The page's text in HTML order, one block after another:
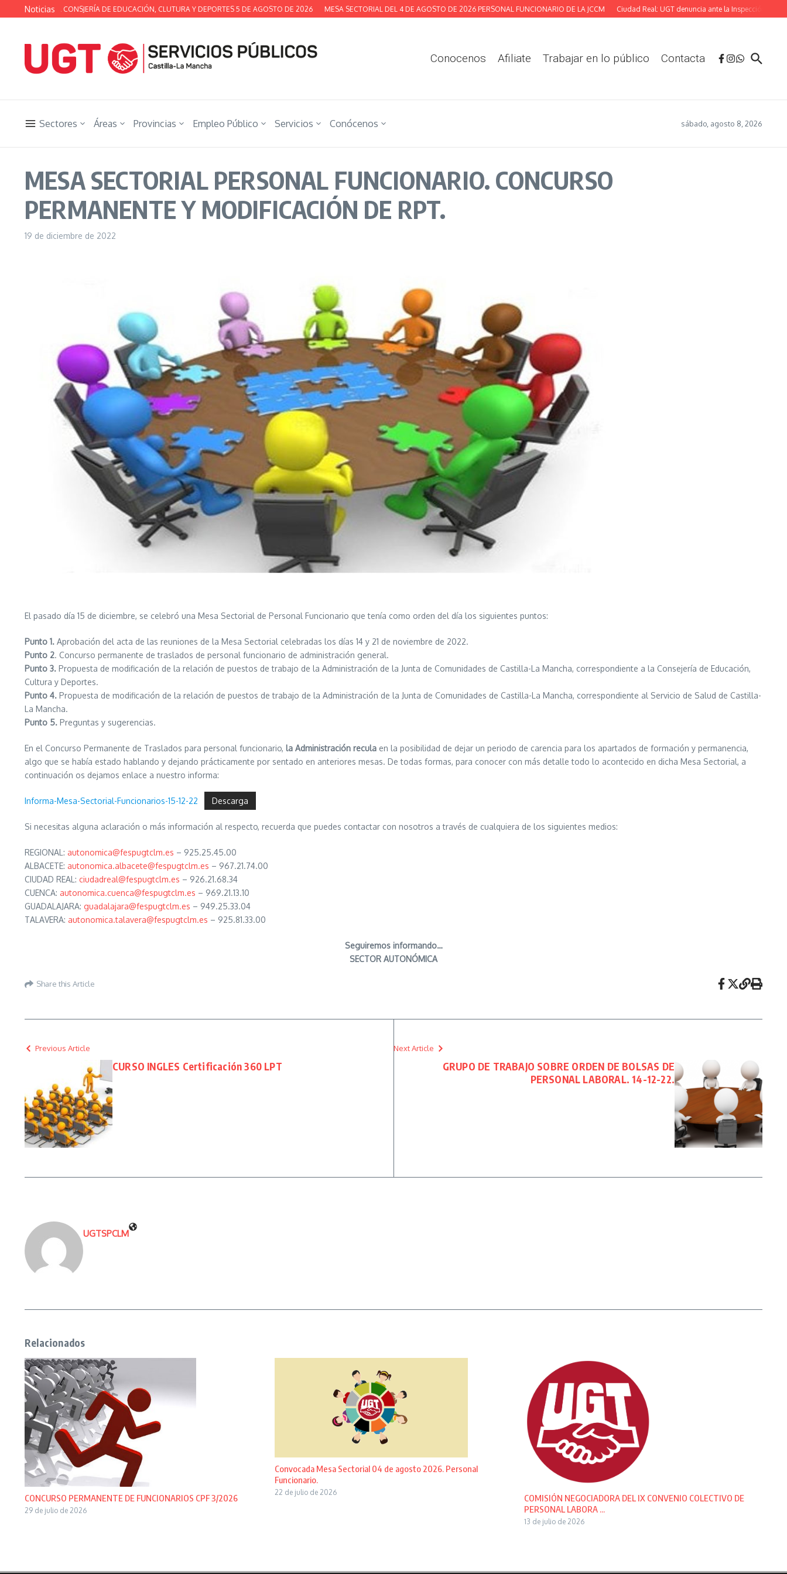
Saltar al contenido
Noticias
DE LA CONSJERÍA DE EDUCACIÓN, CLUTURA Y DEPORTES 5 DE AGOSTO DE 2026 MESA SECTORIAL DEL 4 DE AGOSTO DE 2026 PERSONAL FUNCIONARIO DE LA JCCM Ciudad Real: UGT denuncia ante la Inspección las
Conocenos Afiliate Trabajar en lo público Contacta
Sectores Áreas Provincias Empleo Público Servicios Conócenos sábado, agosto 8, 2026
MESA SECTORIAL PERSONAL FUNCIONARIO. CONCURSO
PERMANENTE Y MODIFICACIÓN DE RPT.
19 de diciembre de 2022
El pasado día 15 de diciembre, se celebró una Mesa Sectorial de Personal Funcionario que tenía como orden del día los siguientes puntos:
Punto 1. Aprobación del acta de las reuniones de la Mesa Sectorial celebradas los días 14 y 21 de noviembre de 2022.
Punto 2. Concurso permanente de traslados de personal funcionario de administración general.
Punto 3. Propuesta de modificación de la relación de puestos de trabajo de la Administración de la Junta de Comunidades de Castilla-La Mancha, correspondiente a la Consejería de Educación,
Cultura y Deportes.
Punto 4. Propuesta de modificación de la relación de puestos de trabajo de la Administración de la Junta de Comunidades de Castilla-La Mancha, correspondiente al Servicio de Salud de Castilla-
La Mancha.
Punto 5. Preguntas y sugerencias.
En el Concurso Permanente de Traslados para personal funcionario, la Administración recula en la posibilidad de dejar un periodo de carencia para los apartados de formación y permanencia,
algo que se había estado hablando y dejando prácticamente por sentado en anteriores mesas. De todas formas, para conocer con más detalle todo lo acontecido en dicha Mesa Sectorial, a
continuación os dejamos enlace a nuestro informa:
Informa-Mesa-Sectorial-Funcionarios-15-12-22 Descarga
Si necesitas alguna aclaración o más información al respecto, recuerda que puedes contactar con nosotros a través de cualquiera de los siguientes medios:
REGIONAL: autonomica@fespugtclm.es – 925.25.45.00
ALBACETE: autonomica.albacete@fespugtclm.es – 967.21.74.00
CIUDAD REAL: ciudadreal@fespugtclm.es – 926.21.68.34
CUENCA: autonomica.cuenca@fespugtclm.es – 969.21.13.10
GUADALAJARA: guadalajara@fespugtclm.es – 949.25.33.04
TALAVERA: autonomica.talavera@fespugtclm.es – 925.81.33.00
Seguiremos informando…
SECTOR AUTONÓMICA
Share this Article
Previous Article
CURSO INGLES Certificación 360 LPT
Next Article
GRUPO DE TRABAJO SOBRE ORDEN DE BOLSAS DE
PERSONAL LABORAL. 14-12-22.
UGTSPCLM
Relacionados
CONCURSO PERMANENTE DE FUNCIONARIOS CPF 3/2026
29 de julio de 2026
Convocada Mesa Sectorial 04 de agosto 2026. Personal
Funcionario.
22 de julio de 2026
COMISIÓN NEGOCIADORA DEL IX CONVENIO COLECTIVO DE
PERSONAL LABORA ...
13 de julio de 2026